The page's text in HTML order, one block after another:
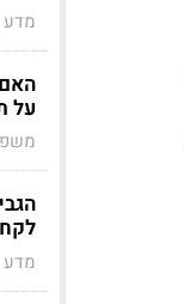
מדע
על
מדע